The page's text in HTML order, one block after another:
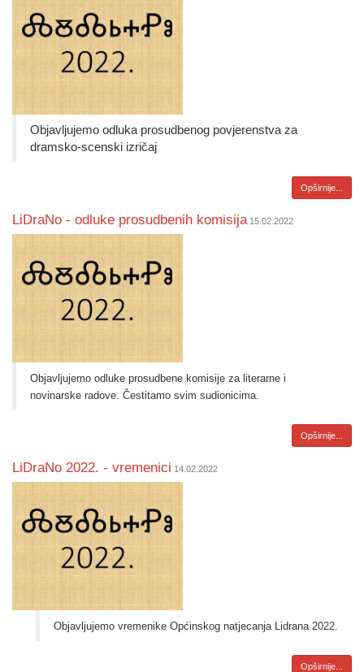
Objavljujemo odluka prosudbenog povjerenstva za
dramsko-scenski izričaj
Opširnije...
LiDraNo - odluke prosudbenih komisija 15.02.2022
​​Objavljujemo odluke prosudbene komisije za literarne i
novinarske radove. Čestitamo svim sudionicima.
Opširnije...
LiDraNo 2022. - vremenici 14.02.2022
Objavljujemo vremenike Općinskog natjecanja Lidrana 2022.
Opširnije...